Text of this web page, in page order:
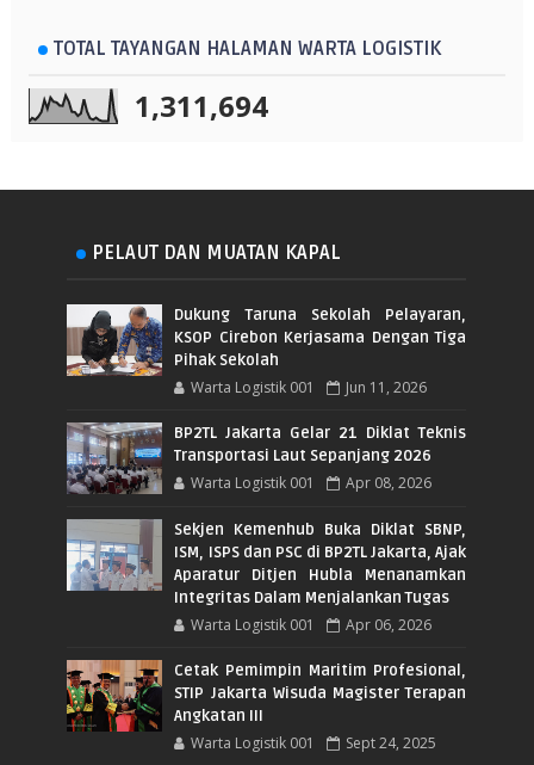
TOTAL TAYANGAN HALAMAN WARTA LOGISTIK
1,311,694
PELAUT DAN MUATAN KAPAL
Dukung Taruna Sekolah Pelayaran,
KSOP Cirebon Kerjasama Dengan Tiga
Pihak Sekolah
Warta Logistik 001 Jun 11, 2026
BP2TL Jakarta Gelar 21 Diklat Teknis
Transportasi Laut Sepanjang 2026
Warta Logistik 001 Apr 08, 2026
Sekjen Kemenhub Buka Diklat SBNP,
ISM, ISPS dan PSC di BP2TL Jakarta, Ajak
Aparatur Ditjen Hubla Menanamkan
Integritas Dalam Menjalankan Tugas
Warta Logistik 001 Apr 06, 2026
Cetak Pemimpin Maritim Profesional,
STIP Jakarta Wisuda Magister Terapan
Angkatan III
Warta Logistik 001 Sept 24, 2025